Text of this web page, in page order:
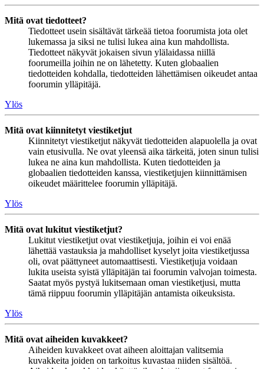
Mitä ovat tiedotteet?
Tiedotteet usein sisältävät tärkeää tietoa foorumista jota olet
lukemassa ja siksi ne tulisi lukea aina kun mahdollista.
Tiedotteet näkyvät jokaisen sivun ylälaidassa niillä
foorumeilla joihin ne on lähetetty. Kuten globaalien
tiedotteiden kohdalla, tiedotteiden lähettämisen oikeudet antaa
foorumin ylläpitäjä.
Ylös
Mitä ovat kiinnitetyt viestiketjut
Kiinnitetyt viestiketjut näkyvät tiedotteiden alapuolella ja ovat
vain etusivulla. Ne ovat yleensä aika tärkeitä, joten sinun tulisi
lukea ne aina kun mahdollista. Kuten tiedotteiden ja
globaalien tiedotteiden kanssa, viestiketjujen kiinnittämisen
oikeudet määrittelee foorumin ylläpitäjä.
Ylös
Mitä ovat lukitut viestiketjut?
Lukitut viestiketjut ovat viestiketjuja, joihin ei voi enää
lähettää vastauksia ja mahdolliset kyselyt joita viestiketjussa
oli, ovat päättyneet automaattisesti. Viestiketjuja voidaan
lukita useista syistä ylläpitäjän tai foorumin valvojan toimesta.
Saatat myös pystyä lukitsemaan oman viestiketjusi, mutta
tämä riippuu foorumin ylläpitäjän antamista oikeuksista.
Ylös
Mitä ovat aiheiden kuvakkeet?
Aiheiden kuvakkeet ovat aiheen aloittajan valitsemia
kuvakkeita joiden on tarkoitus kuvastaa niiden sisältöä.